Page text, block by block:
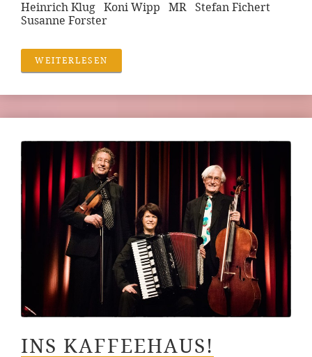
Heinrich Klug Koni Wipp MR Stefan Fichert
Susanne Forster
WEITERLESEN
INS KAFFEEHAUS!